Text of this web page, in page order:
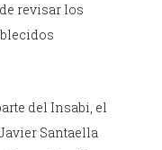
revisar los
del Insabi, el
Santaella